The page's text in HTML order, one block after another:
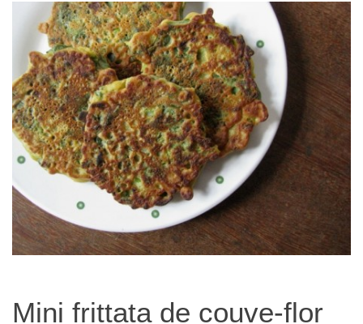
Mini frittata de couve-flor